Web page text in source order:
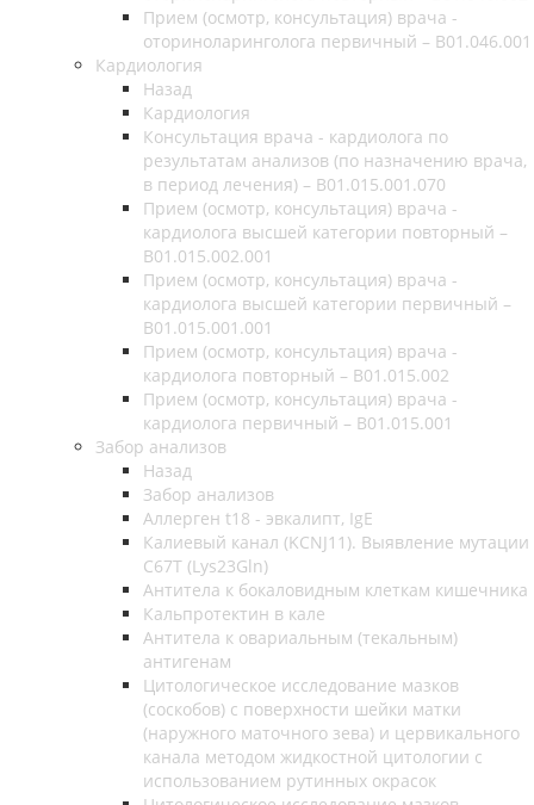
Прием (осмотр, консультация) врача -
оториноларинголога первичный – B01.046.001
Кардиология
Назад
Кардиология
Консультация врача - кардиолога по
результатам анализов (по назначению врача,
в период лечения) – B01.015.001.070
Прием (осмотр, консультация) врача -
кардиолога высшей категории повторный –
B01.015.002.001
Прием (осмотр, консультация) врача -
кардиолога высшей категории первичный –
B01.015.001.001
Прием (осмотр, консультация) врача -
кардиолога повторный – B01.015.002
Прием (осмотр, консультация) врача -
кардиолога первичный – B01.015.001
Забор анализов
Назад
Забор анализов
Аллерген t18 - эвкалипт, IgE
Калиевый канал (KCNJ11). Выявление мутации
C67T (Lys23Gln)
Антитела к бокаловидным клеткам кишечника
Кальпротектин в кале
Антитела к овариальным (текальным)
антигенам
Цитологическое исследование мазков
(соскобов) с поверхности шейки матки
(наружного маточного зева) и цервикального
канала методом жидкостной цитологии с
использованием рутинных окрасок